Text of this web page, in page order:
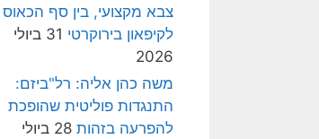
צבא מקצועי, בין סף הכאוס
לקיפאון בירוקרטי
31 ביולי
2026
משה כהן אליה: רל"ביזם:
התנגדות פוליטית שהופכת
להפרעה בזהות
28 ביולי